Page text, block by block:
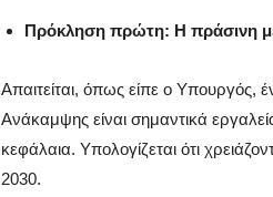
Πρόκληση πρώτη: Η πράσινη
Απαιτείται, όπως είπε ο
Ανάκαμψης είναι σημαντικά
κεφάλαια. Υπολογίζεται ότι
2030.